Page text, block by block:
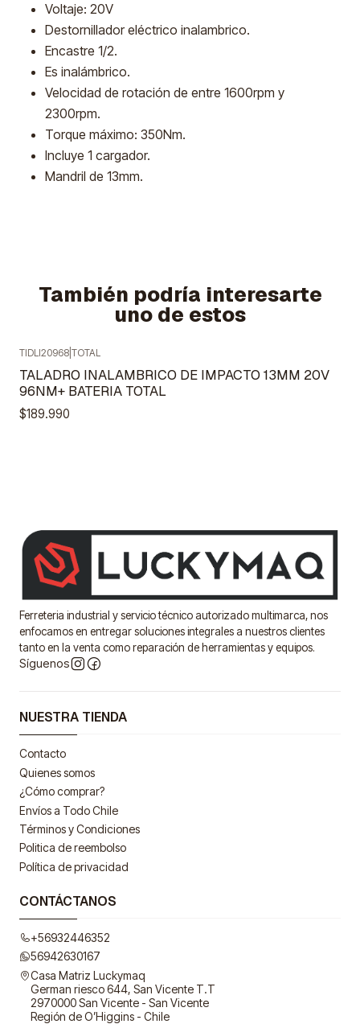
Voltaje: 20V
Destornillador eléctrico inalambrico.
Encastre 1/2.
Es inalámbrico.
Velocidad de rotación de entre 1600rpm y
2300rpm.
Torque máximo: 350Nm.
Incluye 1 cargador.
Mandril de 13mm.
También podría interesarte
uno de estos
Agotado
TIDLI20968 TOTAL
TALADRO INALAMBRICO DE IMPACTO 13MM 20V
96NM+ BATERIA TOTAL
$189.990
Ferreteria industrial y servicio técnico autorizado multimarca, nos
enfocamos en entregar soluciones integrales a nuestros clientes
tanto en la venta como reparación de herramientas y equipos.
Síguenos
NUESTRA TIENDA
Contacto
Quienes somos
¿Cómo comprar?
Envíos a Todo Chile
Términos y Condiciones
Politica de reembolso
Política de privacidad
CONTÁCTANOS
+56932446352
56942630167
Casa Matriz Luckymaq
German riesco 644, San Vicente T.T
2970000 San Vicente - San Vicente
Región de O’Higgins - Chile